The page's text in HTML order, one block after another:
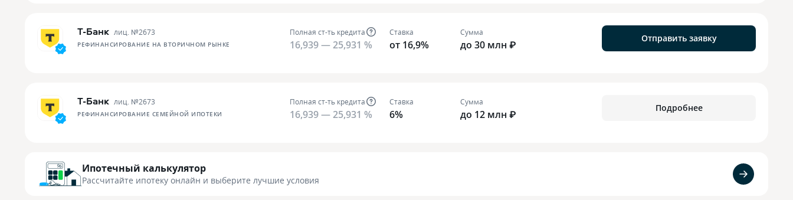
Т-Банк лиц. №2673
РЕФИНАНСИРОВАНИЕ НА ВТОРИЧНОМ РЫНКЕ
Полная ст-ть кредита
16,939 — 25,931 %
Ставка
от 16,9%
Сумма
до 30 млн ₽
Отправить заявку
Т-Банк лиц. №2673
РЕФИНАНСИРОВАНИЕ СЕМЕЙНОЙ ИПОТЕКИ
Полная ст-ть кредита
16,939 — 25,931 %
Ставка
6%
Сумма
до 12 млн ₽
Подробнее
Ипотечный калькулятор
Рассчитайте ипотеку онлайн и выберите лучшие условия